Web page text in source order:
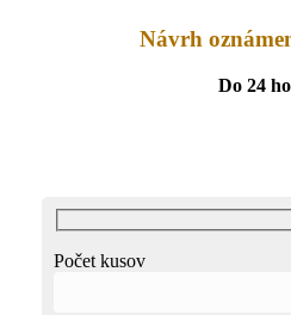
Návrh
Do 24
Počet kusov